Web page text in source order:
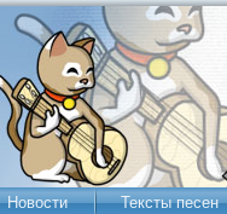
Новости Тексты песен